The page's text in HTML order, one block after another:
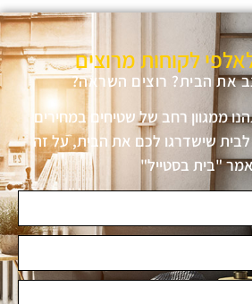
לקוחות מרוצים
את הבית? רוצים השראה?
ממגוון רחב של שטיחים במחירים
לבית שישדרגו לכם את הבית, על זה
"בית בסטייל"